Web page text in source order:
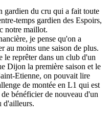
gardien du cru qui a fait toute
temps gardien des Espoirs,
notre maillot.
je pense qu'on a
au moins une saison de plus.
le reprêter dans un club d'un
Dijon la première saison et le
Etienne, on pouvait lire
de montée en L1 qui est
bénéficier de nouveau d'un
d'ailleurs.